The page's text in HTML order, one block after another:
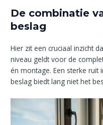
De combinatie
beslag
Hier zit een cruciaal inzicht
niveau geldt voor de
én montage. Een sterke
beslag biedt lang niet het